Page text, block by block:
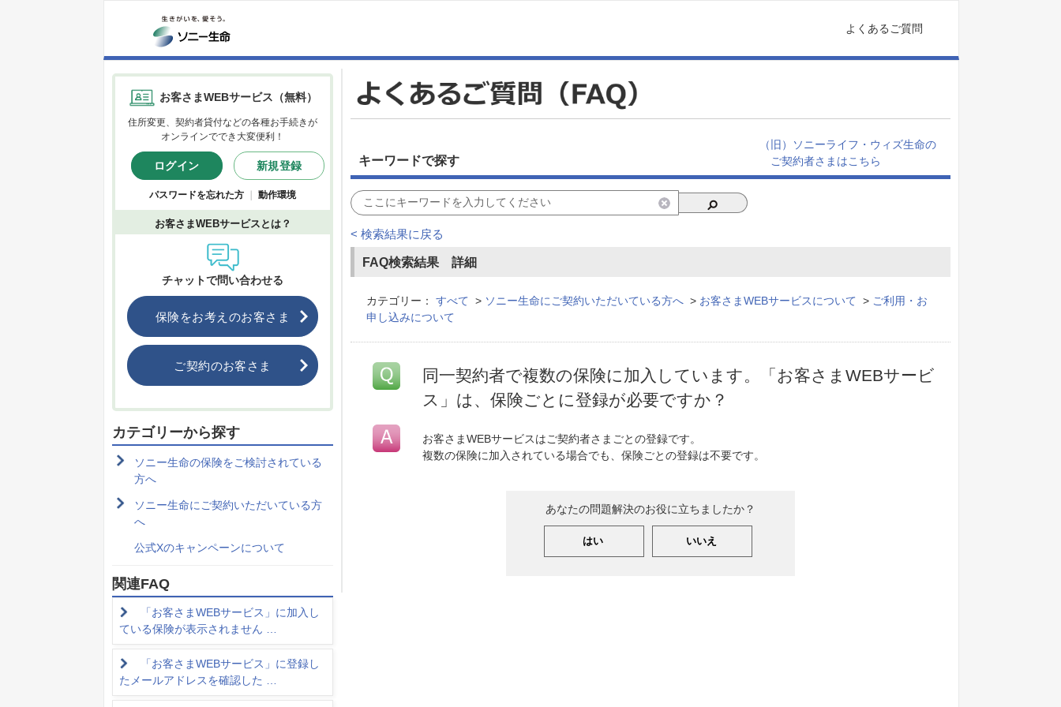
よくあるご質問
お客さまWEBサービス（無料）
住所変更、契約者貸付などの各種お手続きが
オンラインででき大変便利！
ログイン 新規登録
パスワードを忘れた方 動作環境
お客さまWEBサービスとは？
チャットで問い合わせる
保険をお考えのお客さま
ご契約のお客さま
カテゴリーから探す
ソニー生命の保険をご検討されている
方へ
ソニー生命にご契約いただいている方
へ
公式Xのキャンペーンについて
関連FAQ
「お客さまWEBサービス」に加入し
ている保険が表示されません …
「お客さまWEBサービス」に登録し
たメールアドレスを確認した …
キーワードで探す
（旧）ソニーライフ・ウィズ生命の
ご契約者さまはこちら
< 検索結果に戻る
FAQ検索結果 詳細
カテゴリー： すべて > ソニー生命にご契約いただいている方へ > お客さまWEBサービスについて > ご利用・お
申し込みについて
同一契約者で複数の保険に加入しています。「お客さまWEBサービ
ス」は、保険ごとに登録が必要ですか？
お客さまWEBサービスはご契約者さまごとの登録です。
複数の保険に加入されている場合でも、保険ごとの登録は不要です。
あなたの問題解決のお役に立ちましたか？